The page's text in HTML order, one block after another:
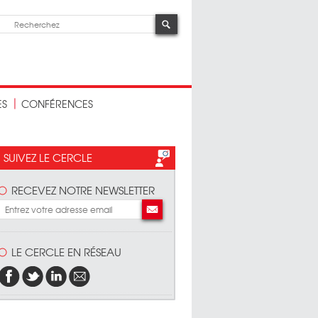
CONFÉRENCES
SUIVEZ LE CERCLE
RECEVEZ NOTRE NEWSLETTER
LE CERCLE EN RÉSEAU